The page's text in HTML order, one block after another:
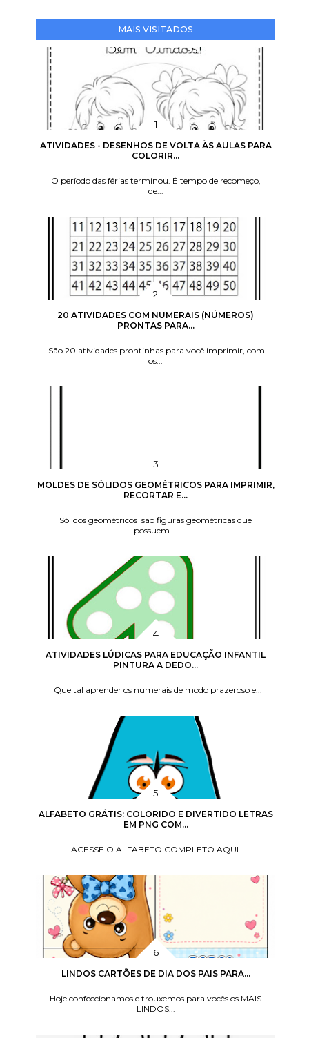
MAIS VISITADOS
ATIVIDADES - DESENHOS DE VOLTA ÀS AULAS PARA
COLORIR...
O período das férias terminou. É tempo de recomeço,
de...
20 ATIVIDADES COM NUMERAIS (NÚMEROS)
PRONTAS PARA...
São 20 atividades prontinhas para você imprimir, com
os...
MOLDES DE SÓLIDOS GEOMÉTRICOS PARA IMPRIMIR,
RECORTAR E...
Sólidos geométricos são figuras geométricas que
possuem ...
ATIVIDADES LÚDICAS PARA EDUCAÇÃO INFANTIL
PINTURA A DEDO...
Que tal aprender os numerais de modo prazeroso e...
ALFABETO GRÁTIS: COLORIDO E DIVERTIDO LETRAS
EM PNG COM...
ACESSE O ALFABETO COMPLETO AQUI...
LINDOS CARTÕES DE DIA DOS PAIS PARA...
Hoje confeccionamos e trouxemos para vocês os MAIS
LINDOS...